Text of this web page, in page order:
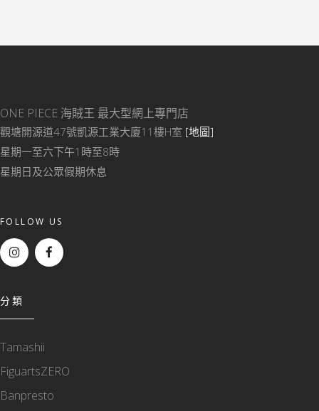
ONE PIECE 海賊王 最大型網上專門店
觀塘開源道47號凱源工業大廈11樓H室 [地圖]
星期一至六下午1時至8時
星期日及公眾假期休息
FOLLOW US
分類
Tamashii
FiguartsZERO
Banpresto